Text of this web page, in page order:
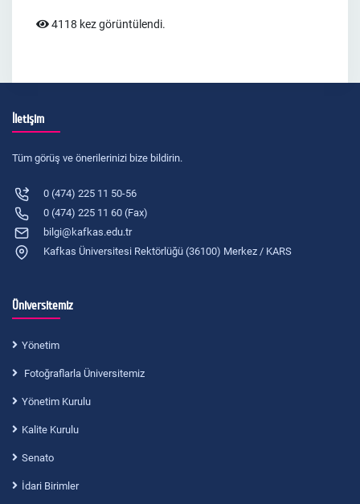
4118 kez görüntülendi.
İletişim
Tüm görüş ve önerilerinizi bize bildirin.
0 (474) 225 11 50-56
0 (474) 225 11 60 (Fax)
bilgi@kafkas.edu.tr
Kafkas Üniversitesi Rektörlüğü (36100) Merkez / KARS
Üniversitemiz
Yönetim
Fotoğraflarla Üniversitemiz
Yönetim Kurulu
Kalite Kurulu
Senato
İdari Birimler